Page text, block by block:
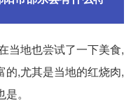
当地也尝试了一下美食,
的,尤其是当地的红烧肉,
。